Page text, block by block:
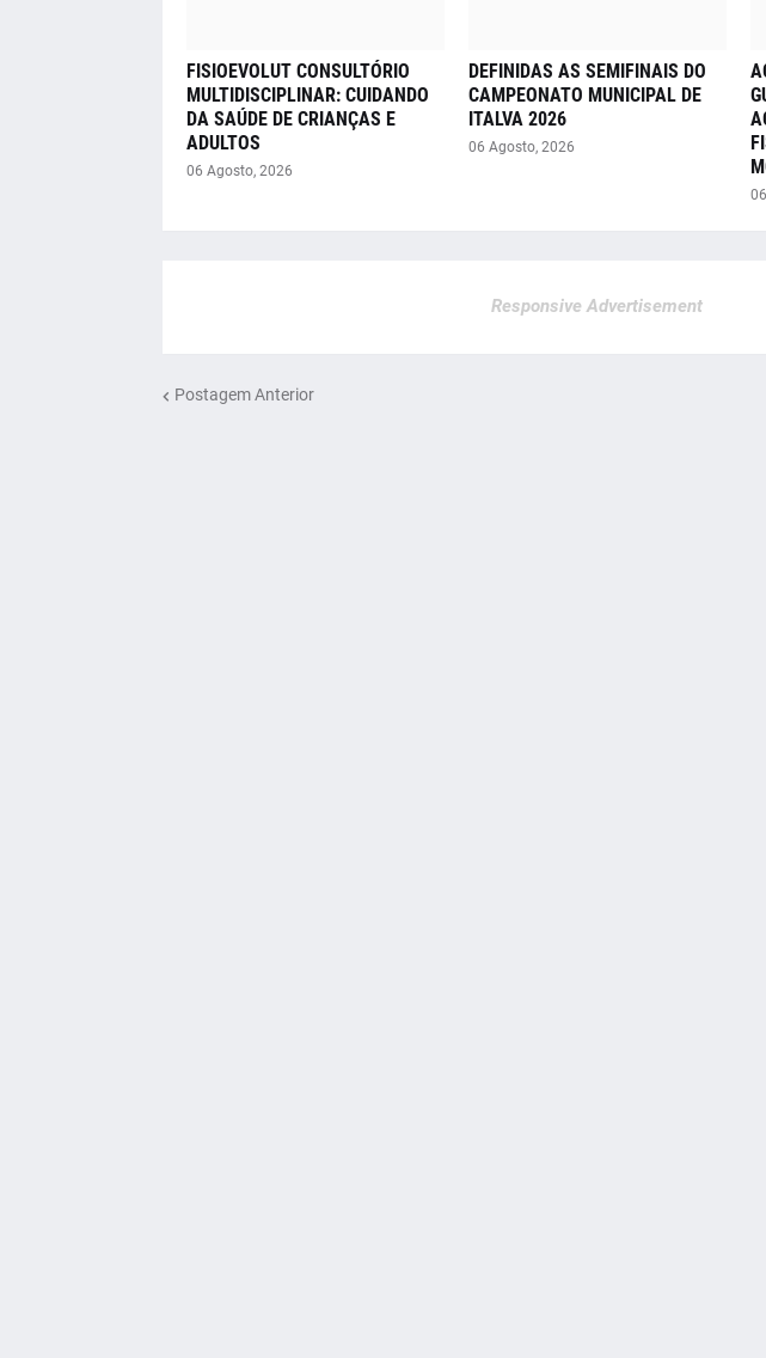
FISIOEVOLUT CONSULTÓRIO
MULTIDISCIPLINAR: CUIDANDO
DA SAÚDE DE CRIANÇAS E
ADULTOS
06 Agosto, 2026
DEFINIDAS AS SEMIFINAIS DO
CAMPEONATO MUNICIPAL DE
ITALVA 2026
06 Agosto, 2026
Responsive Advertisement
Postagem Anterior